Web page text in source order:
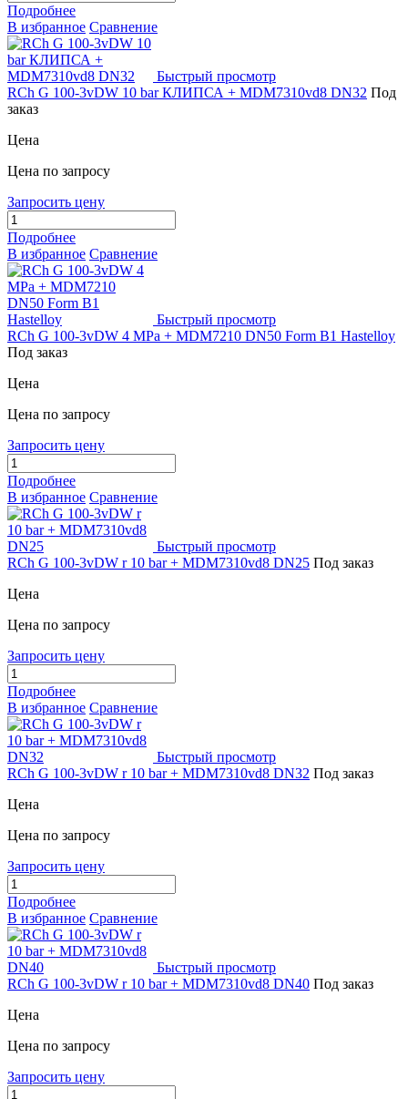
Подробнее
В избранное Сравнение
Быстрый просмотр
RCh G 100-3vDW 10 bar КЛИПСА + MDM7310vd8 DN32 Под
заказ
Цена
Цена по запросу
Запросить цену
Подробнее
В избранное Сравнение
Быстрый просмотр
RCh G 100-3vDW 4 MPa + MDM7210 DN50 Form B1 Hastelloy
Под заказ
Цена
Цена по запросу
Запросить цену
Подробнее
В избранное Сравнение
Быстрый просмотр
RCh G 100-3vDW r 10 bar + MDM7310vd8 DN25 Под заказ
Цена
Цена по запросу
Запросить цену
Подробнее
В избранное Сравнение
Быстрый просмотр
RCh G 100-3vDW r 10 bar + MDM7310vd8 DN32 Под заказ
Цена
Цена по запросу
Запросить цену
Подробнее
В избранное Сравнение
Быстрый просмотр
RCh G 100-3vDW r 10 bar + MDM7310vd8 DN40 Под заказ
Цена
Цена по запросу
Запросить цену